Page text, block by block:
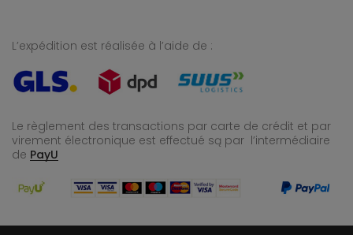
L’expédition est réalisée à l’aide de :
Le règlement des transactions par carte de crédit et par
virement électronique est effectué są par l’intermédiaire
de PayU